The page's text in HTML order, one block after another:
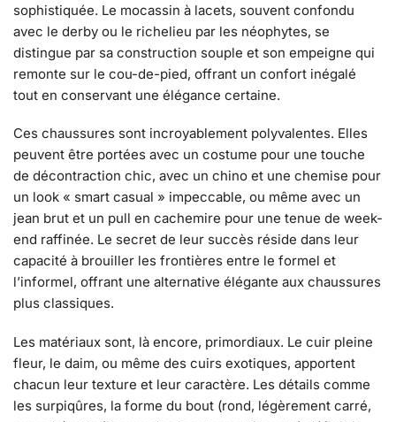
sophistiquée. Le mocassin à lacets, souvent confondu
avec le derby ou le richelieu par les néophytes, se
distingue par sa construction souple et son empeigne qui
remonte sur le cou-de-pied, offrant un confort inégalé
tout en conservant une élégance certaine.
Ces chaussures sont incroyablement polyvalentes. Elles
peuvent être portées avec un costume pour une touche
de décontraction chic, avec un chino et une chemise pour
un look « smart casual » impeccable, ou même avec un
jean brut et un pull en cachemire pour une tenue de week-
end raffinée. Le secret de leur succès réside dans leur
capacité à brouiller les frontières entre le formel et
l’informel, offrant une alternative élégante aux chaussures
plus classiques.
Les matériaux sont, là encore, primordiaux. Le cuir pleine
fleur, le daim, ou même des cuirs exotiques, apportent
chacun leur texture et leur caractère. Les détails comme
les surpiqûres, la forme du bout (rond, légèrement carré,